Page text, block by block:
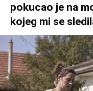
pokucao je na
kojeg mi se